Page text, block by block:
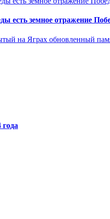
есть земное отражение
на Яграх обновленный